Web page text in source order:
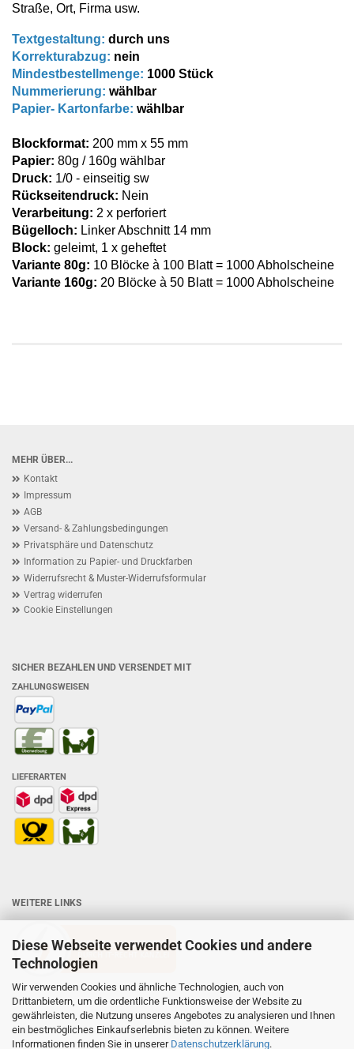
Diese Webseite verwendet Cookies und andere
Technologien
Wir verwenden Cookies und ähnliche Technologien, auch von
Drittanbietern, um die ordentliche Funktionsweise der Website zu
gewährleisten, die Nutzung unseres Angebotes zu analysieren und Ihnen
ein bestmögliches Einkaufserlebnis bieten zu können. Weitere
Informationen finden Sie in unserer Datenschutzerklärung.
Straße, Ort, Firma usw.
Textgestaltung: durch uns
Korrekturabzug: nein
Mindestbestellmenge: 1000 Stück
Nummerierung: wählbar
Papier- Kartonfarbe: wählbar
Blockformat: 200 mm x 55 mm
Papier: 80g / 160g wählbar
Druck: 1/0 - einseitig sw
Rückseitendruck: Nein
Verarbeitung: 2 x perforiert
Bügelloch: Linker Abschnitt 14 mm
Block: geleimt, 1 x geheftet
Variante 80g: 10 Blöcke à 100 Blatt = 1000Abholscheine
Variante 160g: 20 Blöcke à 50 Blatt = 1000Abholscheine
MEHR ÜBER...
Kontakt
Impressum
AGB
Versand- & Zahlungsbedingungen
Privatsphäre und Datenschutz
Information zu Papier- und Druckfarben
Widerrufsrecht & Muster-Widerrufsformular
Vertrag widerrufen
Cookie Einstellungen
SICHER BEZAHLEN UND VERSENDET MIT
ZAHLUNGSWEISEN
LIEFERARTEN
WEITERE LINKS